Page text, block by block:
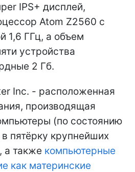
IPS+ дисплей,
Atom Z2560 с
1,6 ГГц, а объем
устройства
2 Гб.
Inc. - расположенная
производящая
(по состоянию
в пятёрку крупнейших
а также компьютерные
как материнские